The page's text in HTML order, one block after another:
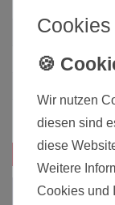
Altersfreigabe
Hersteller
-15%
Cookies
Wir nutzen
diesen sind
diese
Weitere
Cookies und